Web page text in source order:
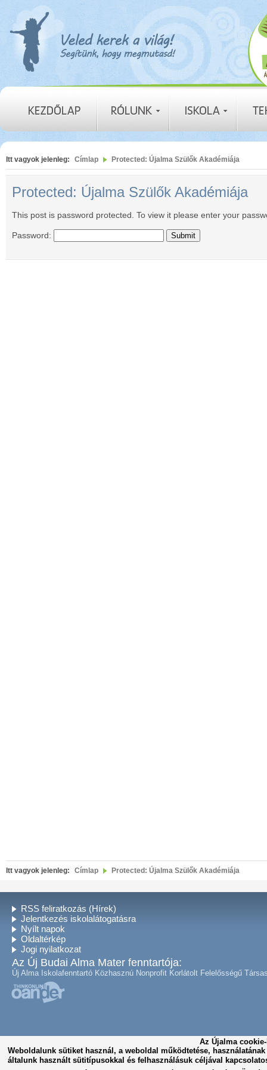
Itt vagyok jelenleg: Címlap Protected: Újalma Szülők Akadémiája
Protected: Újalma Szülők Akadémiája
This post is password protected. To view it please enter your
Password:
Itt vagyok jelenleg: Címlap Protected: Újalma Szülők Akadémiája
RSS feliratkozás (Hírek)
Jelentkezés iskolalátogatásra
Nyílt napok
Oldaltérkép
Jogi nyilatkozat
Az Új Budai Alma Mater fenntartója:
Új Alma Iskolafenntartó Közhasznú Nonprofit Korlátolt Felelősségű
Weboldalunk sütiket használ, a weboldal működtetése,
általunk használt sütitípusokkal és felhasználásuk céljával
Az Újalma